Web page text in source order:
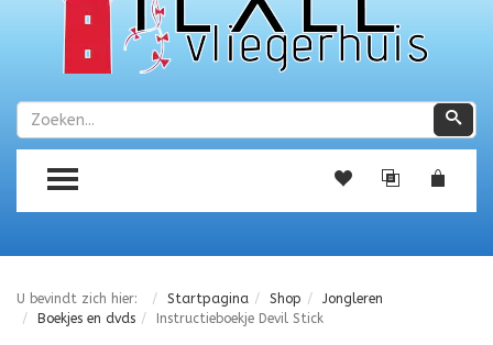
Zoeken
TOGGLE MENU
U bevindt zich hier: Startpagina Shop
Jongleren
Boekjes en dvds
Instructieboekje Devil Stick